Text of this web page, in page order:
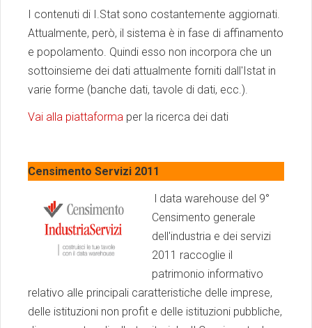
I contenuti di I.Stat sono costantemente aggiornati.
Attualmente, però, il sistema è in fase di affinamento
e popolamento. Quindi esso non incorpora che un
sottoinsieme dei dati attualmente forniti dall'Istat in
varie forme (banche dati, tavole di dati, ecc.).
Vai alla piattaforma per la ricerca dei dati
Censimento Servizi 2011
l data warehouse del 9°
Censimento generale
dell'industria e dei servizi
2011 raccoglie il
patrimonio informativo
relativo alle principali caratteristiche delle imprese,
delle istituzioni non profit e delle istituzioni pubbliche,